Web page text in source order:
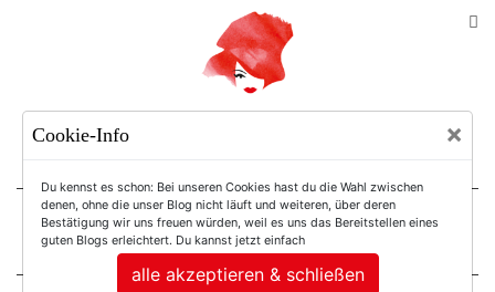
For Women. Not Girls.
Cookie-Info ×
Du kennst es schon: Bei unseren Cookies hast du die Wahl zwischen
denen, ohne die unser Blog nicht läuft und weiteren, über deren
Bestätigung wir uns freuen würden, weil es uns das Bereitstellen eines
guten Blogs erleichtert. Du kannst jetzt einfach
alle akzeptieren & schließen